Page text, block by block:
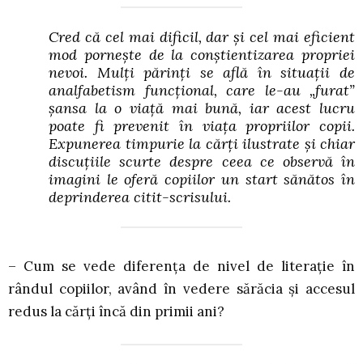
Cred că cel mai dificil, dar și cel mai eficient
mod pornește de la conștientizarea propriei
nevoi. Mulți părinți se află în situații de
analfabetism funcțional, care le-au „furat”
șansa la o viață mai bună, iar acest lucru
poate fi prevenit în viața propriilor copii.
Expunerea timpurie la cărți ilustrate și chiar
discuțiile scurte despre ceea ce observă în
imagini le oferă copiilor un start sănătos în
deprinderea citit-scrisului.
– Cum se vede diferența de nivel de literație în
rândul copiilor, având în vedere sărăcia și accesul
redus la cărți încă din primii ani?